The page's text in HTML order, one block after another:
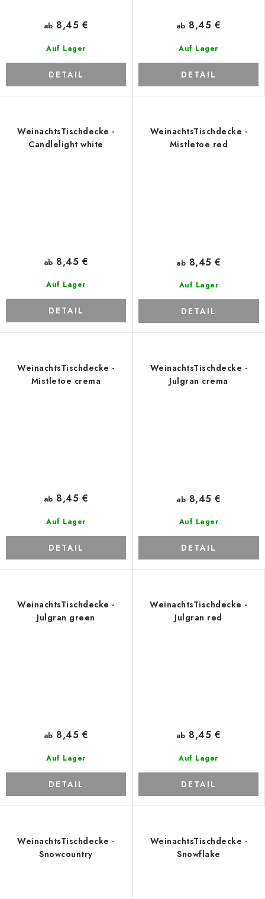
Auf Lager
ab 8,45 €
DETAIL
Auf Lager
ab 8,45 €
DETAIL
WeinachtsTischdecke -
Candlelight white
Auf Lager
ab 8,45 €
DETAIL
WeinachtsTischdecke -
Mistletoe red
Auf Lager
ab 8,45 €
DETAIL
WeinachtsTischdecke -
Mistletoe crema
Auf Lager
ab 8,45 €
DETAIL
WeinachtsTischdecke -
Julgran crema
Auf Lager
ab 8,45 €
DETAIL
WeinachtsTischdecke -
Julgran green
Auf Lager
ab 8,45 €
DETAIL
WeinachtsTischdecke -
Julgran red
Auf Lager
ab 8,45 €
DETAIL
WeinachtsTischdecke -
Snowcountry
WeinachtsTischdecke -
Snowflake